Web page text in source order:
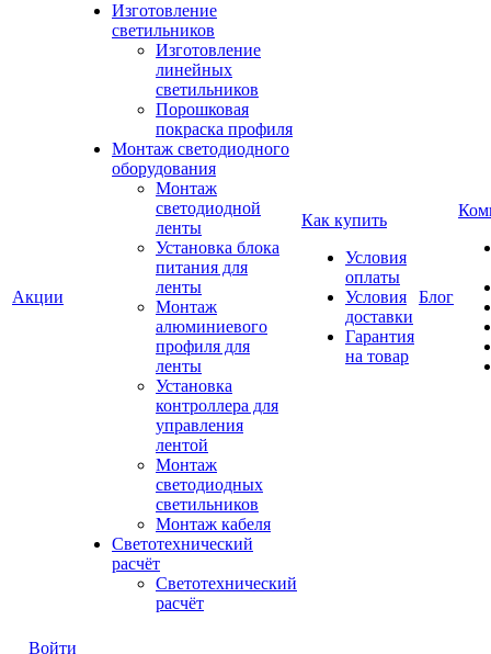
Акции
Изготовление
светильников
Изготовление
линейных
светильников
Порошковая
покраска профиля
Монтаж светодиодного
оборудования
Монтаж
светодиодной
ленты
Установка блока
питания для
ленты
Монтаж
алюминиевого
профиля для
ленты
Установка
контроллера для
управления
лентой
Монтаж
светодиодных
светильников
Монтаж кабеля
Светотехнический
расчёт
Светотехнический
расчёт
Как купить
Условия
оплаты
Условия
доставки
Гарантия
на товар
Блог
Войти